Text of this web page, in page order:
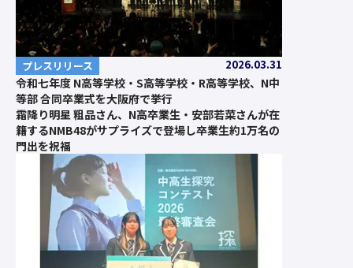
プレスリリース 2026.03.31
令和七年度 N高等学校・S高等学校・R高等学校、N中
等部 合同卒業式を大阪府で挙行
霜降り明星 粗品さん、N高卒業生・安部若菜さんが在
籍するNMB48がサプライズで登場し卒業生約1万名の
門出を祝福